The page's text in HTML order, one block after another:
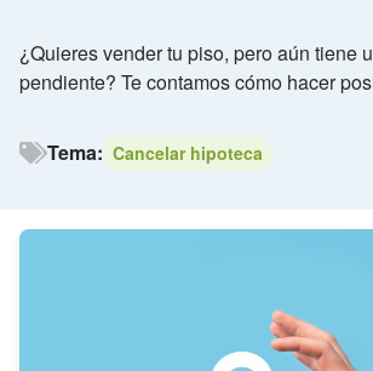
¿Quieres vender tu piso, pero aún tiene
pendiente? Te contamos cómo hacer
Tema: Cancelar hipoteca